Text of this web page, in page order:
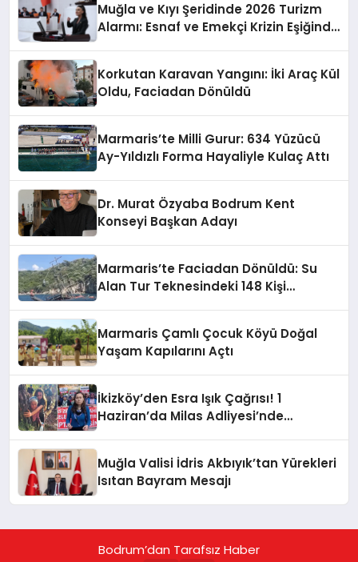
Muğla ve Kıyı Şeridinde 2026 Turizm
Alarmı: Esnaf ve Emekçi Krizin Eşiğinde
Korkutan Karavan Yangını: İki Araç Kül
Oldu, Faciadan Dönüldü
Marmaris’te Milli Gurur: 634 Yüzücü
Ay-Yıldızlı Forma Hayaliyle Kulaç Attı
Dr. Murat Özyaba Bodrum Kent
Konseyi Başkan Adayı
Marmaris’te Faciadan Dönüldü: Su
Alan Tur Teknesindeki 148 Kişi
Marmaris Çamlı Çocuk Köyü Doğal
Yaşam Kapılarını Açtı
İkizköy’den Esra Işık Çağrısı! 1
Haziran’da Milas Adliyesi’nde
Muğla Valisi İdris Akbıyık’tan Yürekleri
Isıtan Bayram Mesajı
Bodrum’dan Tarafsız Haber